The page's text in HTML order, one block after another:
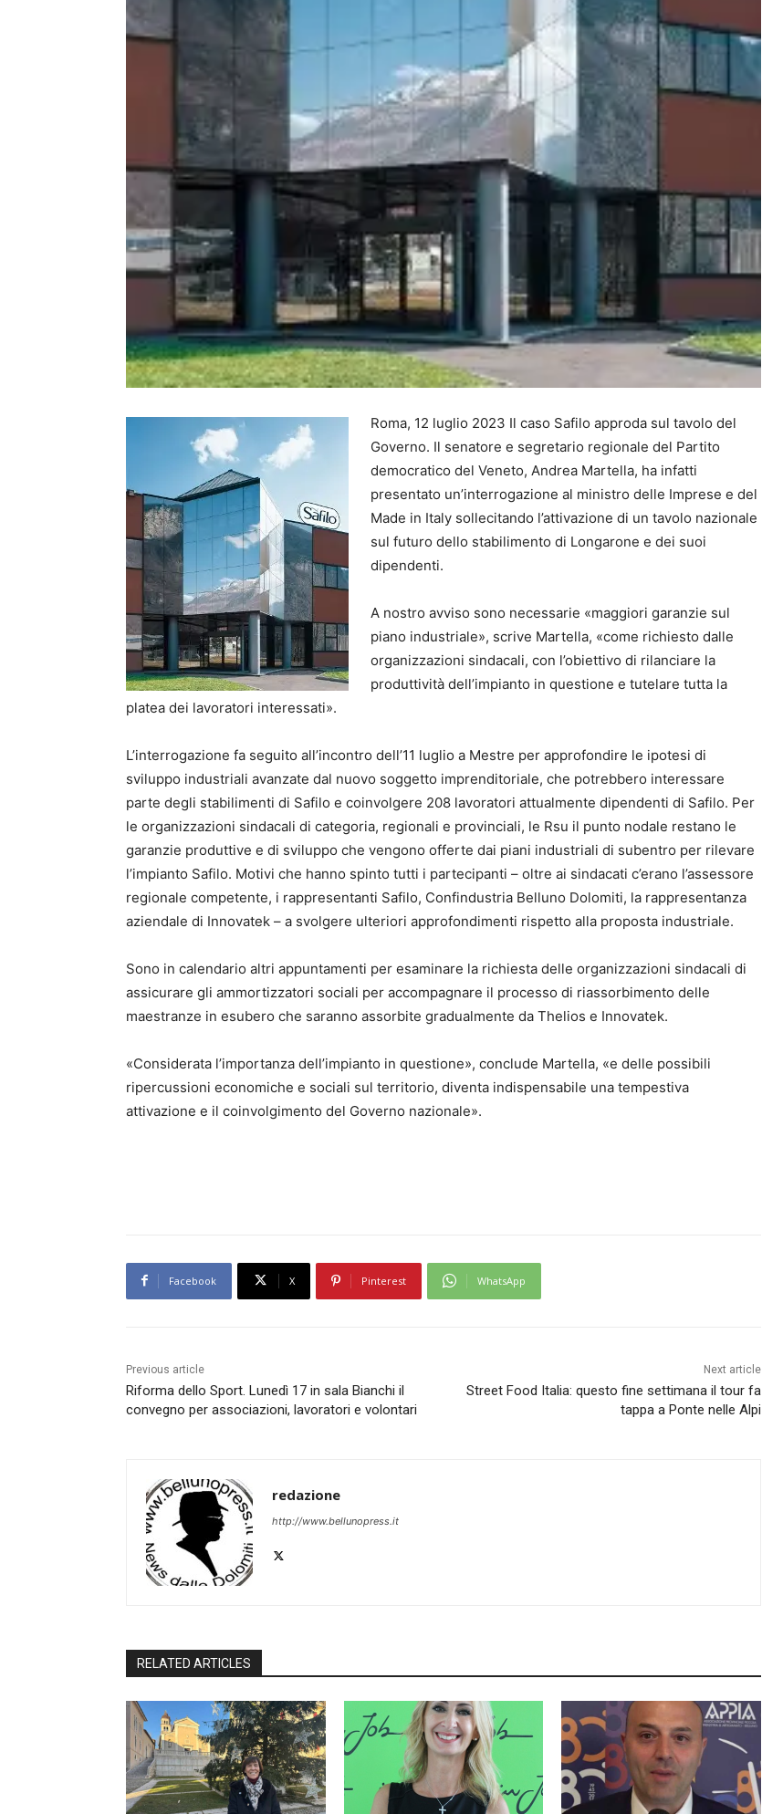
Roma, 12 luglio 2023 Il caso Safilo approda sul tavolo del
Governo. Il senatore e segretario regionale del Partito
democratico del Veneto, Andrea Martella, ha infatti
presentato un’interrogazione al ministro delle Imprese e del
Made in Italy sollecitando l’attivazione di un tavolo nazionale
sul futuro dello stabilimento di Longarone e dei suoi
dipendenti.
A nostro avviso sono necessarie «maggiori garanzie sul
piano industriale», scrive Martella, «come richiesto dalle
organizzazioni sindacali, con l’obiettivo di rilanciare la
produttività dell’impianto in questione e tutelare tutta la
platea dei lavoratori interessati».
L’interrogazione fa seguito all’incontro dell’11 luglio a Mestre per approfondire le ipotesi di
sviluppo industriali avanzate dal nuovo soggetto imprenditoriale, che potrebbero interessare
parte degli stabilimenti di Safilo e coinvolgere 208 lavoratori attualmente dipendenti di Safilo. Per
le organizzazioni sindacali di categoria, regionali e provinciali, le Rsu il punto nodale restano le
garanzie produttive e di sviluppo che vengono offerte dai piani industriali di subentro per rilevare
l’impianto Safilo. Motivi che hanno spinto tutti i partecipanti – oltre ai sindacati c’erano l’assessore
regionale competente, i rappresentanti Safilo, Confindustria Belluno Dolomiti, la rappresentanza
aziendale di Innovatek – a svolgere ulteriori approfondimenti rispetto alla proposta industriale.
Sono in calendario altri appuntamenti per esaminare la richiesta delle organizzazioni sindacali di
assicurare gli ammortizzatori sociali per accompagnare il processo di riassorbimento delle
maestranze in esubero che saranno assorbite gradualmente da Thelios e Innovatek.
«Considerata l’importanza dell’impianto in questione», conclude Martella, «e delle possibili
ripercussioni economiche e sociali sul territorio, diventa indispensabile una tempestiva
attivazione e il coinvolgimento del Governo nazionale».
Facebook X Pinterest WhatsApp
Previous article
Riforma dello Sport. Lunedì 17 in sala Bianchi il
convegno per associazioni, lavoratori e volontari
Next article
Street Food Italia: questo fine settimana il tour fa
tappa a Ponte nelle Alpi
redazione
http://www.bellunopress.it
RELATED ARTICLES